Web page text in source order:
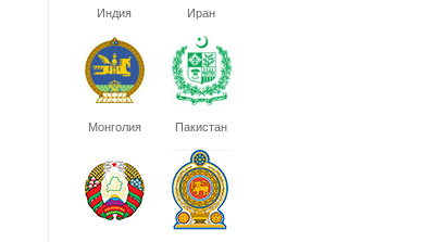
Индия Иран
Монголия Пакистан